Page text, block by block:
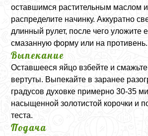
оставшимся растительным маслом
распределите начинку. Аккуратно
длинный рулет, после чего уложите
смазанную форму или на противень.
Выпекание
Оставшееся яйцо взбейте и
вертуты. Выпекайте в заранее
градусов духовке примерно 30-35
насыщенной золотистой корочки и
теста.
Подача